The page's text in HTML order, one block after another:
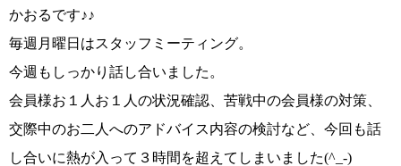
かおるです♪♪
毎週月曜日はスタッフミーティング。
今週もしっかり話し合いました。
会員様お１人お１人の状況確認、苦戦中の会員様の対策、
交際中のお二人へのアドバイス内容の検討など、今回も話
し合いに熱が入って３時間を超えてしまいました(^_-)